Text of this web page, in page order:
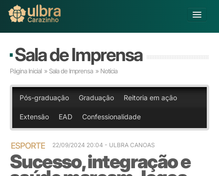
Buscar
Já sou Aluno
Matricule-se
Educação Básica
Graduação
Pós-graduação
Educação a Distância
Pesquisa
Sala de Imprensa
Página Inicial » Sala de Imprensa » Notícia
Pós-graduação Graduação Reitoria em ação
Extensão EAD Confessionalidade
ESPORTE 22/09/2024 20:04 - ULBRA CANOAS
Sucesso, integração e